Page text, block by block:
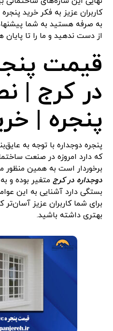
کاربران عزیز به فکر خرید
به صرفه هستید به شما
از دست ندهید و ما را تا پایان
در کرج |
پنجره |
پنجره دوجداره با توجه به
که دارد امروزه در صنعت
برخوردار است به همین
دوجداره در کرج متغیر بوده و
بستگی دارد آشنایی به این
برای شما کاربران عزیز
بهتری داشته باشید.